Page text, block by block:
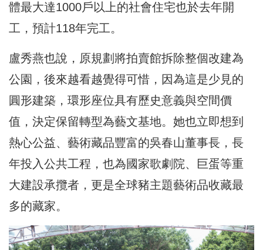
體最大達1000戶以上的社會住宅也於去年開
工，預計118年完工。
盧秀燕也說，原規劃將拍賣館拆除整個改建為
公園，後來越看越覺得可惜，因為這是少見的
圓形建築，環形座位具有歷史意義與空間價
值，決定保留轉型為藝文基地。她也立即想到
熱心公益、藝術藏品豐富的吳春山董事長，長
年投入公共工程，也為國家歌劇院、巨蛋等重
大建設承攬者，更是全球豬主題藝術品收藏最
多的藏家。